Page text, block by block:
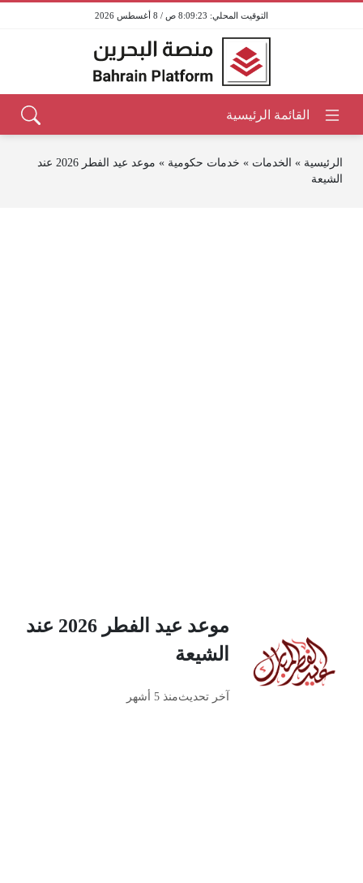
8:09:23 ص / 8 أغسطس 2026
الرئيسية » الخدمات » خدمات حكومية »
موعد عيد الفطر 2026 عند
الشيعة
موعد عيد الفطر 2026 عند
الشيعة
آخر تحديثمنذ 5 أشهر